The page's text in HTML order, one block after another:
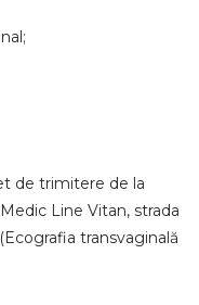
de trimitere de la
Line Vitan, strada
transvaginală